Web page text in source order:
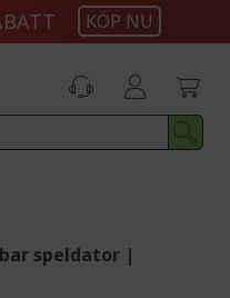
KÖP NU
speldator |